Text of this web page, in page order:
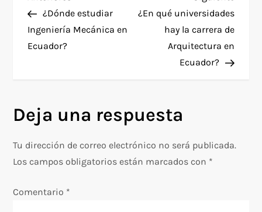
a
v
g
a
c
i
anterior
¿Dónde estudiar
Ingeniería Mecánica en
Ecuador?
¿En qué universidades
hay la carrera de
Arquitectura en
Ecuador?
Deja una respuesta
Tu dirección de correo electrónico no será publicada.
Los campos obligatorios están marcados con *
Comentario *